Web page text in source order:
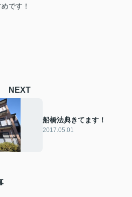
です！
NEXT
船橋法典きてます！
2017.05.01